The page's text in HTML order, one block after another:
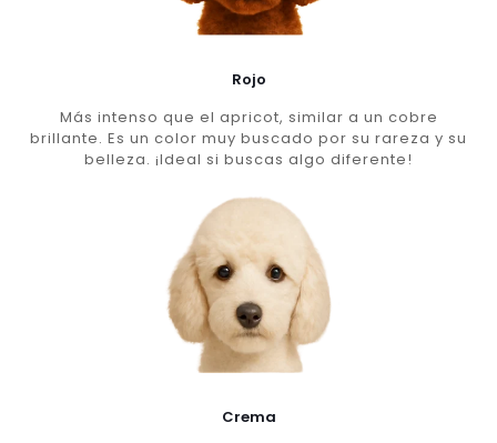
Rojo
Más intenso que el apricot, similar a un cobre
brillante. Es un color muy buscado por su rareza y su
belleza. ¡Ideal si buscas algo diferente!
Crema